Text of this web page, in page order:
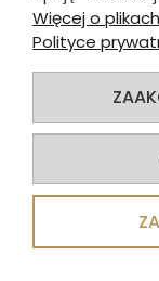
Więcej o
Polityce